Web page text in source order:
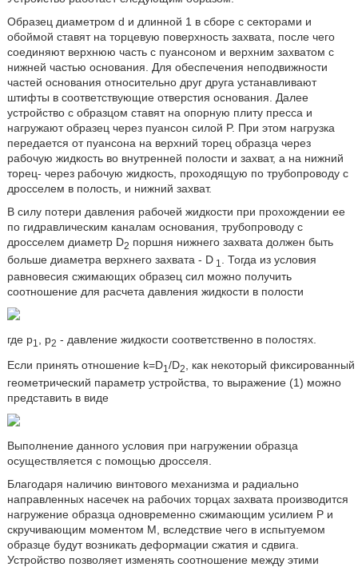
Образец диаметром d и длинной 1 в сборе с секторами и
обоймой ставят на торцевую поверхность захвата, после чего
соединяют верхнюю часть с пуансоном и верхним захватом с
нижней частью основания. Для обеспечения неподвижности
частей основания относительно друг друга устанавливают
штифты в соответствующие отверстия основания. Далее
устройство с образцом ставят на опорную плиту пресса и
нагружают образец через пуансон силой P. При этом нагрузка
передается от пуансона на верхний торец образца через
рабочую жидкость во внутренней полости и захват, а на нижний
торец- через рабочую жидкость, проходящую по трубопроводу с
дросселем в полость, и нижний захват.
В силу потери давления рабочей жидкости при прохождении ее
по гидравлическим каналам основания, трубопроводу с
дросселем диаметр D2 поршня нижнего захвата должен быть
больше диаметра верхнего захвата - D1
. Тогда из условия
равновесия сжимающих образец сил можно получить
соотношение для расчета давления жидкости в полости
где p1 , p2 - давление жидкости соответственно в полостях.
Если принять отношение k=D1 /D2
, как некоторый фиксированный
геометрический параметр устройства, то выражение (1) можно
представить в виде
Выполнение данного условия при нагружении образца
осуществляется с помощью дросселя.
Благодаря наличию винтового механизма и радиально
направленных насечек на рабочих торцах захвата производится
нагружение образца одновременно сжимающим усилием P и
скручивающим моментом M, вследствие чего в испытуемом
образце будут возникать деформации сжатия и сдвига.
Устройство позволяет изменять соотношение между этими